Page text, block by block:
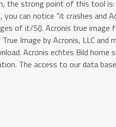
the strong point of this tool
you can notice “it crashes and
of it/5(). Acronis true image
Image by Acronis, LLC and
Acronis echtes Bild home
The access to our data